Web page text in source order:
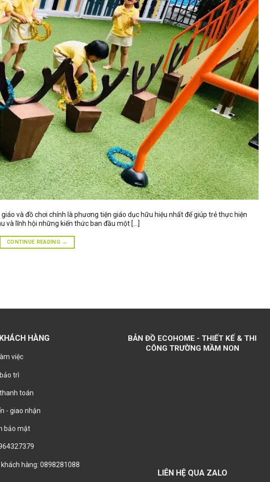
và đồ chơi chính là phương tiện giáo dục hữu hiệu nhất để giúp trẻ thực hiện
và lĩnh hội những kiến thức ban đầu một […]
CONTINUE READING →
HÀNG
việc
trì
toán
- giao nhận
bảo mật
hàng: 0898281088
BẢN ĐỒ ECOHOME - THIẾT KẾ & THI
CÔNG TRƯỜNG MẦM NON
LIÊN HỆ QUA ZALO